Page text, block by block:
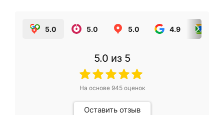
5.0 5.0 5.0 4.9
5.0 из 5
На основе 945оценок
Оставить отзыв